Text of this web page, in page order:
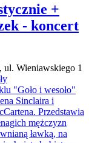
+
- koncert
Wieniawskiego 1